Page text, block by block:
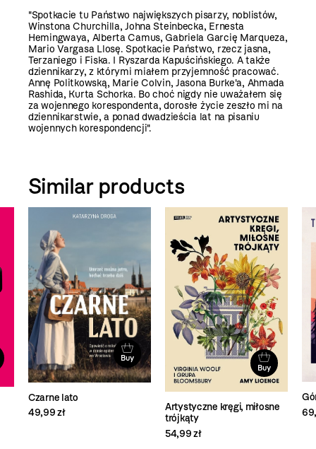
"Spotkacie tu Państwo największych pisarzy, noblistów,
Winstona Churchilla, Johna Steinbecka, Ernesta
Hemingwaya, Alberta Camus, Gabriela Garcię Marqueza,
Mario Vargasa Llosę. Spotkacie Państwo, rzecz jasna,
Terzaniego i Fiska. I Ryszarda Kapuścińskiego. A także
dziennikarzy, z którymi miałem przyjemność pracować.
Annę Politkowską, Marie Colvin, Jasona Burke'a, Ahmada
Rashida, Kurta Schorka. Bo choć nigdy nie uważałem się
za wojennego korespondenta, dorosłe życie zeszło mi na
dziennikarstwie, a ponad dwadzieścia lat na pisaniu
wojennych korespondencji".
Similar products
Buy
Czarne lato
49,99 zł
Buy
Artystyczne kręgi, miłosne
trójkąty
54,99 zł